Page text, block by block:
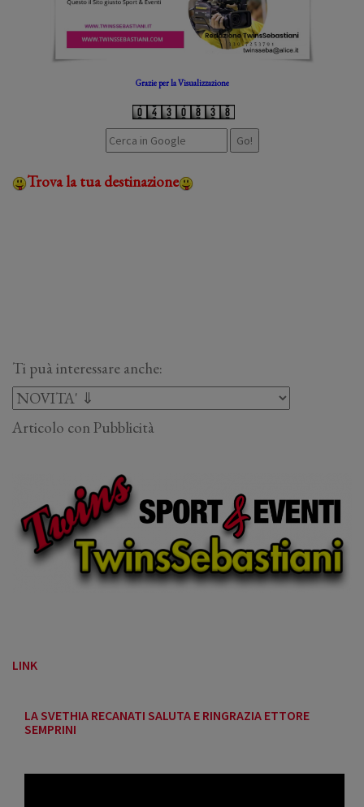
Grazie per la Visualizzazione
Trova la tua destinazione
Ti puà interessare anche:
Articolo con Pubblicità
LINK
LA SVETHIA RECANATI SALUTA E RINGRAZIA ETTORE
SEMPRINI